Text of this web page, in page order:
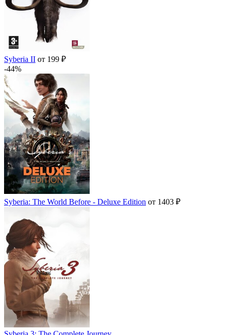
Syberia II от 199 ₽
-44%
Syberia: The World Before - Deluxe Edition от 1403 ₽